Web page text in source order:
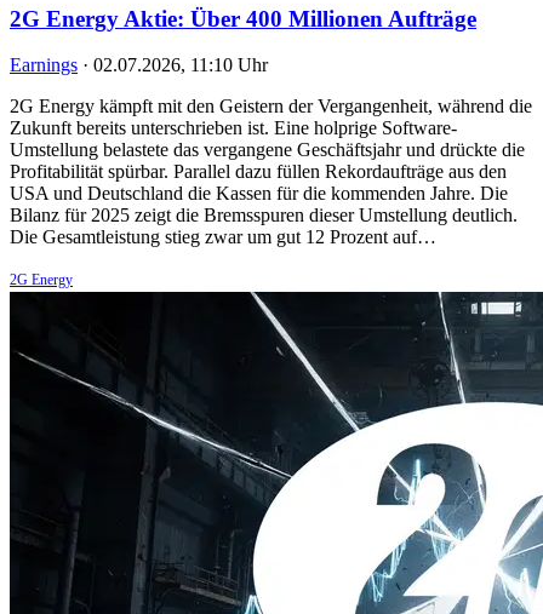
2G Energy Aktie: Über 400 Millionen Aufträge
Earnings · 02.07.2026, 11:10 Uhr
2G Energy kämpft mit den Geistern der Vergangenheit, während die
Zukunft bereits unterschrieben ist. Eine holprige Software-
Umstellung belastete das vergangene Geschäftsjahr und drückte die
Profitabilität spürbar. Parallel dazu füllen Rekordaufträge aus den
USA und Deutschland die Kassen für die kommenden Jahre. Die
Bilanz für 2025 zeigt die Bremsspuren dieser Umstellung deutlich.
Die Gesamtleistung stieg zwar um gut 12 Prozent auf…
2G Energy